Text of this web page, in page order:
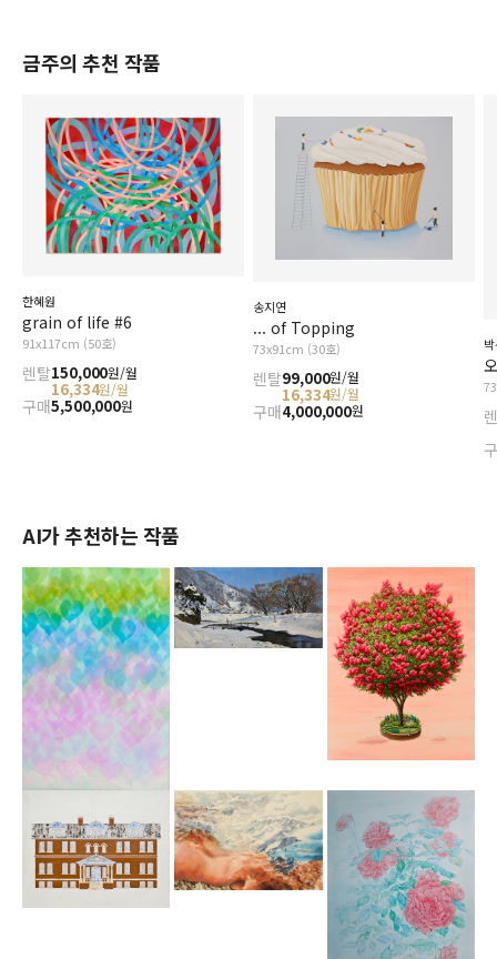
금주의 추천 작품
한혜원
grain of life #6
91x117cm (50호)
렌탈150,000원/월
16,334원/월
구매5,500,000원
송지연
... of Topping
73x91cm (30호)
렌탈99,000원/월
16,334원/월
구매4,000,000원
AI가 추천하는 작품